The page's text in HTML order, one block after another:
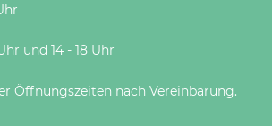
14 - 18 Uhr
Öffnungszeiten nach Vereinbarung.